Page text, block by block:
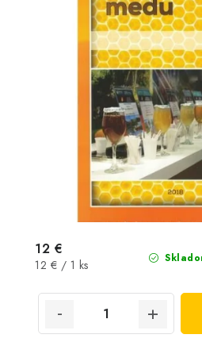
12 €
Jednotková
12 € / 1 ks